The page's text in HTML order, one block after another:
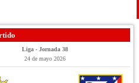
Liga - Jornada 38
24 de mayo 2026